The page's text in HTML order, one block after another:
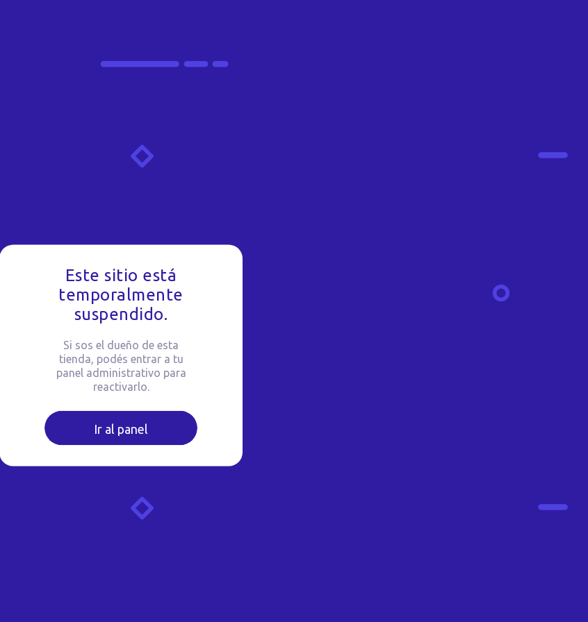
Este sitio está
temporalmente
suspendido.
Si sos el dueño de esta
tienda, podés entrar a tu
panel administrativo para
reactivarlo.
Ir al panel